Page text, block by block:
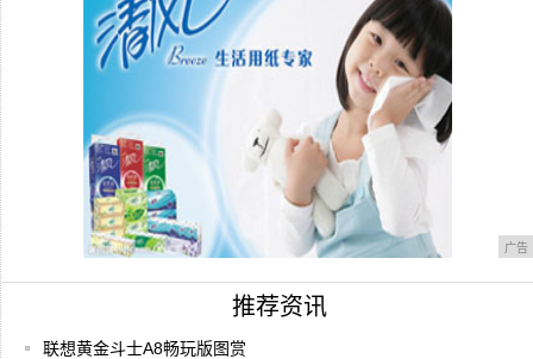
广告
推荐资讯
联想黄金斗士A8畅玩版图赏